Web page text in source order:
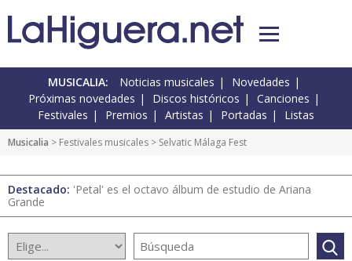
MUSICALIA: Noticias musicales
Novedades
Próximas novedades
Discos históricos
Canciones
Festivales
Premios Artistas Portadas Listas
Musicalia > Festivales musicales > Selvatic Málaga Fest
Destacado: 'Petal' es el octavo álbum de estudio de Ariana
Grande